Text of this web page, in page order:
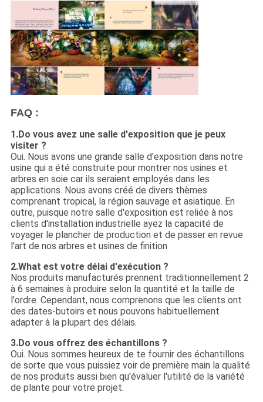
FAQ :
1.Do vous avez une salle d'exposition que je peux
visiter ?
Oui. Nous avons une grande salle d'exposition dans notre
usine qui a été construite pour montrer nos usines et
arbres en soie car ils seraient employés dans les
applications. Nous avons créé de divers thèmes
comprenant tropical, la région sauvage et asiatique. En
outre, puisque notre salle d'exposition est reliée à nos
clients d'installation industrielle ayez la capacité de
voyager le plancher de production et de passer en revue
l'art de nos arbres et usines de finition
2.What est votre délai d'exécution ?
Nos produits manufacturés prennent traditionnellement 2
à 6 semaines à produire selon la quantité et la taille de
l'ordre. Cependant, nous comprenons que les clients ont
des dates-butoirs et nous pouvons habituellement
adapter à la plupart des délais.
3.Do vous offrez des échantillons ?
Oui. Nous sommes heureux de te fournir des échantillons
de sorte que vous puissiez voir de première main la qualité
de nos produits aussi bien qu'évaluer l'utilité de la variété
de plante pour votre projet.